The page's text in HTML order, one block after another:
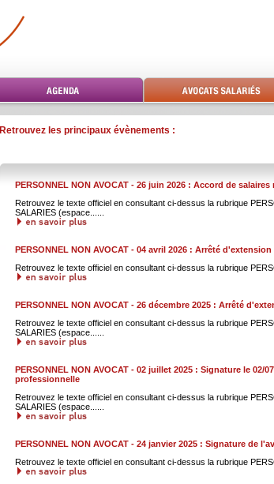
Retrouvez les principaux évènements :
PERSONNEL NON AVOCAT - 26 juin 2026 : Accord de
Retrouvez le texte officiel en consultant ci-dessus la rubrique
SALARIES (espace......
PERSONNEL NON AVOCAT - 04 avril 2026 : Arrêté
Retrouvez le texte officiel en consultant ci-dessus la rubrique
PERSONNEL NON AVOCAT - 26 décembre 2025 : Arrêté
Retrouvez le texte officiel en consultant ci-dessus la rubrique
SALARIES (espace......
PERSONNEL NON AVOCAT - 02 juillet 2025 : Signature le 02/
professionnelle
Retrouvez le texte officiel en consultant ci-dessus la rubrique
SALARIES (espace......
PERSONNEL NON AVOCAT - 24 janvier 2025 : Signature de
Retrouvez le texte officiel en consultant ci-dessus la rubrique